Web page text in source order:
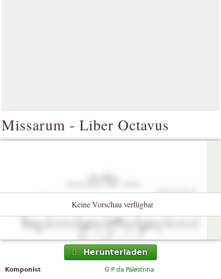
Missarum - Liber Octavus
Keine Vorschau verfügbar
Herunterladen
Komponist
G P da Palestrina